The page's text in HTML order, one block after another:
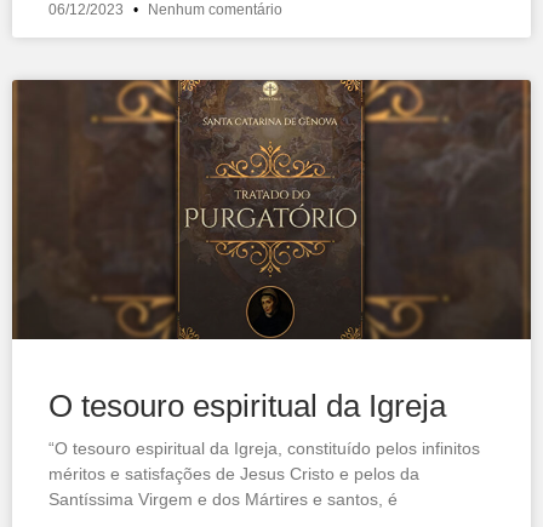
06/12/2023 Nenhum comentário
O tesouro espiritual da Igreja
“O tesouro espiritual da Igreja, constituído pelos infinitos
méritos e satisfações de Jesus Cristo e pelos da
Santíssima Virgem e dos Mártires e santos, é